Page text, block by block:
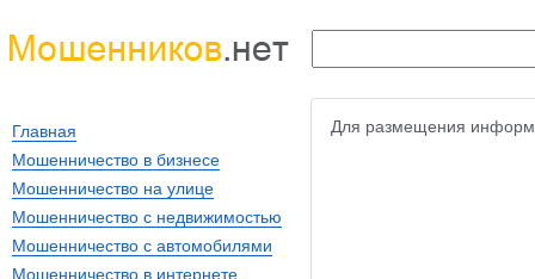
Для размещения
Главная
Мошенничество в бизнесе
Мошенничество на улице
Мошенничество с недвижимостью
Мошенничество с автомобилями
Мошенничество в интернете